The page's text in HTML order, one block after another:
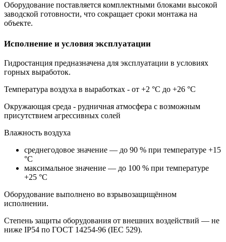
Оборудование поставляется комплектными блоками высокой
заводской готовности, что сокращает сроки монтажа на
объекте.
Исполнение и условия эксплуатации
Гидростанция предназначена для эксплуатации в условиях
горных выработок.
Температура воздуха в выработках - от +2 °C до +26 °C
Окружающая среда - рудничная атмосфера с возможным
присутствием агрессивных солей
Влажность воздуха
среднегодовое значение — до 90 % при температуре +15
°C
максимальное значение — до 100 % при температуре
+25 °C
Оборудование выполнено во взрывозащищённом
исполнении.
Степень защиты оборудования от внешних воздействий — не
ниже IP54 по ГОСТ 14254-96 (IEC 529).